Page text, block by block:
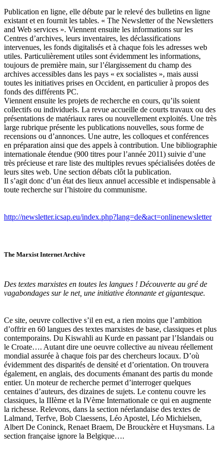
Publication en ligne, elle débute par le relevé des bulletins en ligne
existant et en fournit les tables. « The Newsletter of the Newsletters
and Web services ». Viennent ensuite les informations sur les
Centres d’archives, leurs inventaires, les déclassifications
intervenues, les fonds digitalisés et à chaque fois les adresses web
utiles. Particulièrement utiles sont évidemment les informations,
toujours de première main, sur l’élargissement du champ des
archives accessibles dans les pays « ex socialistes », mais aussi
toutes les initiatives prises en Occident, en particulier à propos des
fonds des différents PC.
Viennent ensuite les projets de recherche en cours, qu’ils soient
collectifs ou individuels. La revue accueille de courts travaux ou des
présentations de matériaux rares ou nouvellement exploités. Une très
large rubrique présente les publications nouvelles, sous forme de
recensions ou d’annonces. Une autre, les colloques et conférences
en préparation ainsi que des appels à contribution. Une bibliographie
internationale étendue (900 titres pour l’année 2011) suivie d’une
très précieuse et rare liste des multiples revues spécialisées dotées de
leurs sites web. Une section débats clôt la publication.
Il s’agit donc d’un état des lieux annuel accessible et indispensable à
toute recherche sur l’histoire du communisme.
http://newsletter.icsap.eu/index.php?lang=de&act=onlinenewsletter
The Marxist Internet Archive
Des textes marxistes en toutes les langues ! Découverte au gré de
vagabondages sur le net, une initiative étonnante et gigantesque.
Ce site, oeuvre collective s’il en est, a rien moins que l’ambition
d’offrir en 60 langues des textes marxistes de base, classiques et plus
contemporains. Du Kiswahli au Kurde en passant par l’Islandais ou
le Croate…. Autant dire une oeuvre collective au niveau réellement
mondial assurée à chaque fois par des chercheurs locaux. D’où
évidemment des disparités de densité et d’orientation. On trouvera
également, en anglais, des documents émanant des partis du monde
entier. Un moteur de recherche permet d’interroger quelques
centaines d’auteurs, des dizaines de sujets. Le contenu couvre les
classiques, la IIIème et la IVème Internationale ce qui en augmente
la richesse. Relevons, dans la section néerlandaise des textes de
Lalmand, Terfve, Bob Claessens, Léo Apostel, Léo Michielsen,
Albert De Coninck, Renaet Braem, De Brouckère et Huysmans. La
section française ignore la Belgique….